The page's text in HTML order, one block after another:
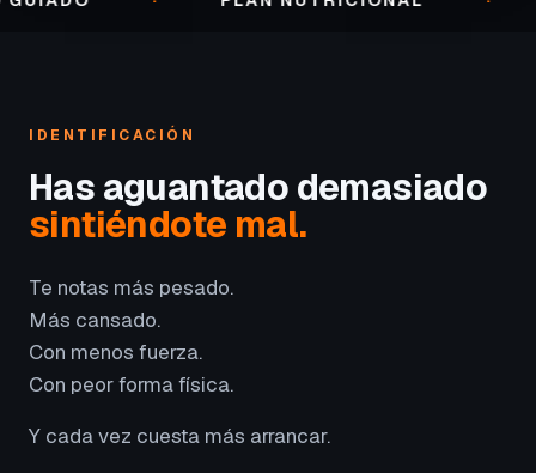
IDENTIFICACIÓN
Has aguantado demasiado
sintiéndote mal.
Te notas más pesado.
Más cansado.
Con menos fuerza.
Con peor forma física.
Y cada vez cuesta más arrancar.